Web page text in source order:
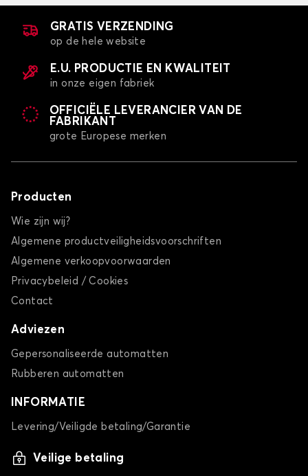
GRATIS VERZENDING
op de hele website
E.U. PRODUCTIE EN KWALITEIT
in onze eigen fabriek
OFFICIËLE LEVERANCIER VAN DE
FABRIKANT
grote Europese merken
Producten
Wie zijn wij?
Algemene productveiligheidsvoorschriften
Algemene verkoopvoorwaarden
Privacybeleid / Cookies
Contact
Adviezen
Gepersonaliseerde automatten
Rubberen automatten
INFORMATIE
Levering/Veiligde betaling/Garantie
Veilige betaling